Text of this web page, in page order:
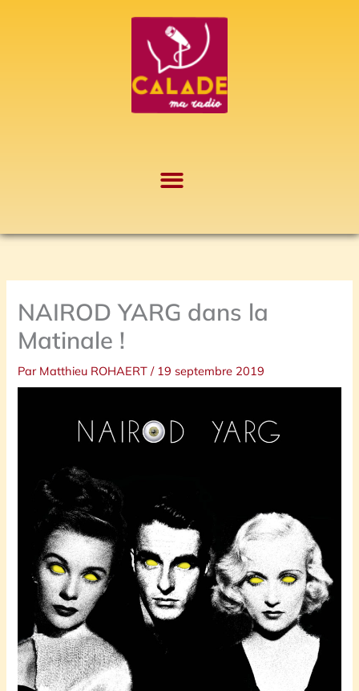
NAIROD YARG dans la
Matinale !
Par Matthieu ROHAERT/ 19 septembre 2019